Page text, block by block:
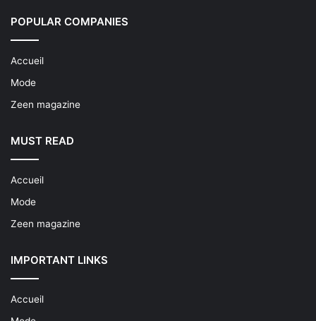
POPULAR COMPANIES
Accueil
Mode
Zeen magazine
MUST READ
Accueil
Mode
Zeen magazine
IMPORTANT LINKS
Accueil